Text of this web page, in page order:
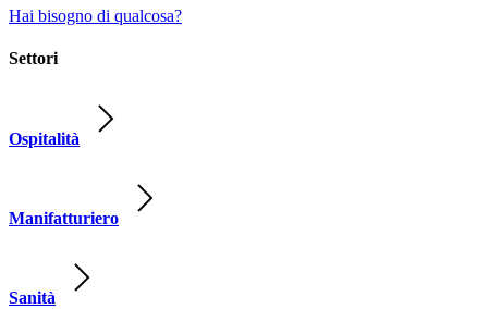
Hai bisogno di qualcosa?
Settori
Ospitalità
Manifatturiero
Sanità